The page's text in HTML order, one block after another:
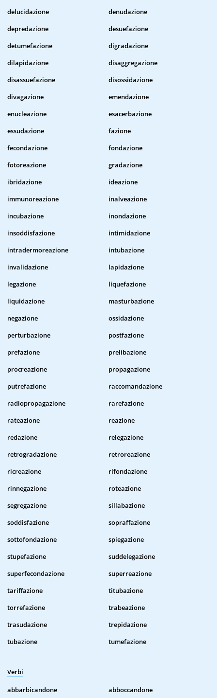
delucidazione
denudazione
depredazione
desuefazione
detumefazione
digradazione
dilapidazione
disaggregazione
disassuefazione
disossidazione
divagazione
emendazione
enucleazione
esacerbazione
essudazione
fazione
fecondazione
fondazione
fotoreazione
gradazione
ibridazione
ideazione
immunoreazione
inalveazione
incubazione
inondazione
insoddisfazione
intimidazione
intradermoreazione
intubazione
invalidazione
lapidazione
legazione
liquefazione
liquidazione
masturbazione
negazione
ossidazione
perturbazione
postfazione
prefazione
prelibazione
procreazione
propagazione
putrefazione
raccomandazione
radiopropagazione
rarefazione
rateazione
reazione
redazione
relegazione
retrogradazione
retroreazione
ricreazione
rifondazione
rinnegazione
roteazione
segregazione
sillabazione
soddisfazione
sopraffazione
sottofondazione
spiegazione
stupefazione
suddelegazione
superfecondazione
superreazione
tariffazione
titubazione
torrefazione
trabeazione
trasudazione
trepidazione
tubazione
tumefazione
Verbi
abbarbicandone
abboccandone